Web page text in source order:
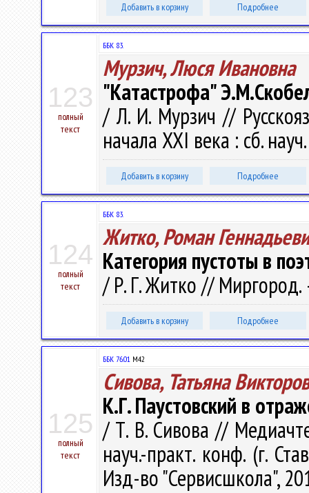
Добавить в корзину Подробнее
123
полный
текст
ББК 83.
Мурзич, Люся Ивановна
"Катастрофа"
/ Л. И. Мурзич //
начала ХХI века : сб.
Добавить в корзину Подробнее
124
полный
текст
ББК 83.
Житко, Роман
Категория пустоты в
/ Р. Г. Житко //
Добавить в корзину Подробнее
125
полный
текст
ББК 76.01 М42
Сивова, Татьяна
К.Г. Паустовский в
/ Т. В. Сивова //
науч.-практ. конф. (г.
Изд-во "Сервисшкола",